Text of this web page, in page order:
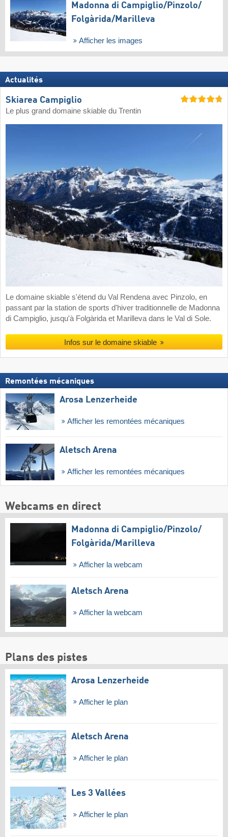
Madonna di Campiglio/​Pinzolo/​
Folgàrida/​Marilleva
Afficher les images
Actualités
Skiarea Campiglio
Le plus grand domaine skiable du Trentin
Le domaine skiable s'étend du Val Rendena avec Pinzolo, en
passant par la station de sports d'hiver traditionnelle de Madonna
di Campiglio, jusqu'à Folgàrida et Marilleva dans le Val di Sole.
Infos sur le domaine skiable
Remontées mécaniques
Arosa Lenzerheide
Afficher les remontées mécaniques
Aletsch Arena
Afficher les remontées mécaniques
Webcams en direct
Madonna di Campiglio/​Pinzolo/​
Folgàrida/​Marilleva
Afficher la webcam
Aletsch Arena
Afficher la webcam
Plans des pistes
Arosa Lenzerheide
Afficher le plan
Aletsch Arena
Afficher le plan
Les 3 Vallées
Afficher le plan